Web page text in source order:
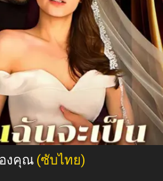
งคุณ (ซับไทย)